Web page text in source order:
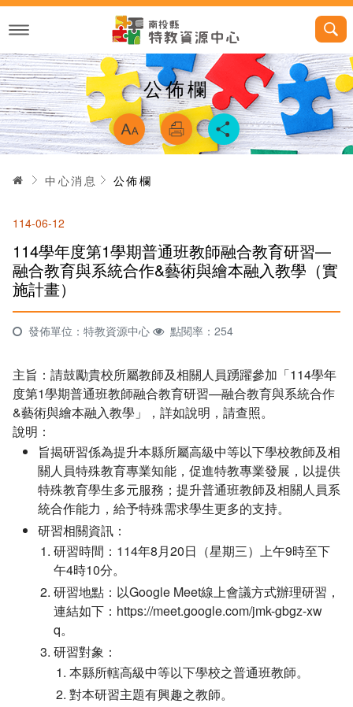
跳
主
內
容
公佈欄 略過字型切換
首頁中心消息 公佈欄
114-06-12
114學年度第1學期普通班教師融合教育研習—
融合教育與系統合作&藝術與繪本融入教學（實
施計畫）
發佈單位：特教資源中心 點閱率：254
主旨：請鼓勵貴校所屬教師及相關人員踴躍參加「114學年
度第1學期普通班教師融合教育研習—融合教育與系統合作
&藝術與繪本融入教學」，詳如說明，請查照。
說明：
旨揭研習係為提升本縣所屬高級中等以下學校教師及相
關人員特殊教育專業知能，促進特教專業發展，以提供
特殊教育學生多元服務；提升普通班教師及相關人員系
統合作能力，給予特殊需求學生更多的支持。
研習相關資訊：
研習時間：114年8月20日（星期三）上午9時至下
午4時10分。
研習地點：以Google Meet線上會議方式辦理研習，
連結如下：https://meet.google.com/jmk-gbgz-xw
q。
研習對象：
本縣所轄高級中等以下學校之普通班教師。
對本研習主題有興趣之教師。